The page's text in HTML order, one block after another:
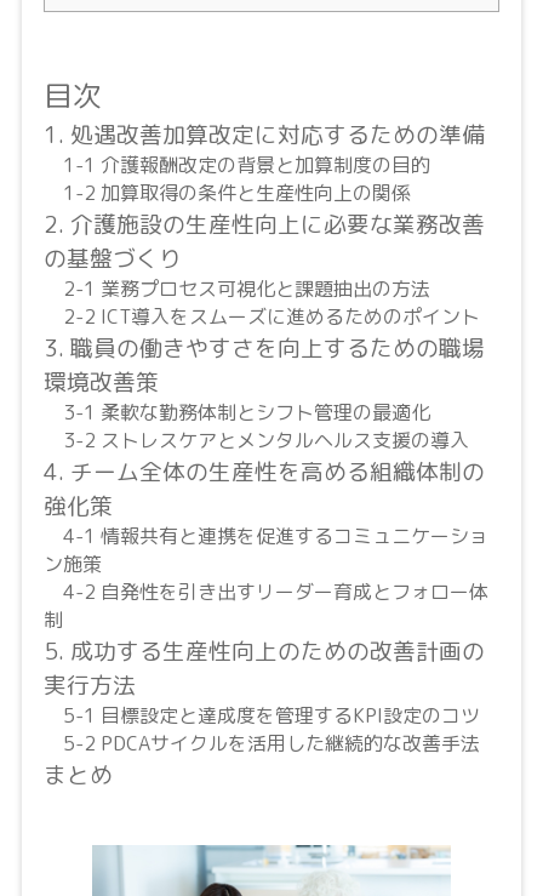
目次
1. 処遇改善加算改定に対応するための準備
1-1 介護報酬改定の背景と加算制度の目的
1-2 加算取得の条件と生産性向上の関係
2. 介護施設の生産性向上に必要な業務改善
の基盤づくり
2-1 業務プロセス可視化と課題抽出の方法
2-2 ICT導入をスムーズに進めるためのポイント
3. 職員の働きやすさを向上するための職場
環境改善策
3-1 柔軟な勤務体制とシフト管理の最適化
3-2 ストレスケアとメンタルヘルス支援の導入
4. チーム全体の生産性を高める組織体制の
強化策
4-1 情報共有と連携を促進するコミュニケーショ
ン施策
4-2 自発性を引き出すリーダー育成とフォロー体
制
5. 成功する生産性向上のための改善計画の
実行方法
5-1 目標設定と達成度を管理するKPI設定のコツ
5-2 PDCAサイクルを活用した継続的な改善手法
まとめ